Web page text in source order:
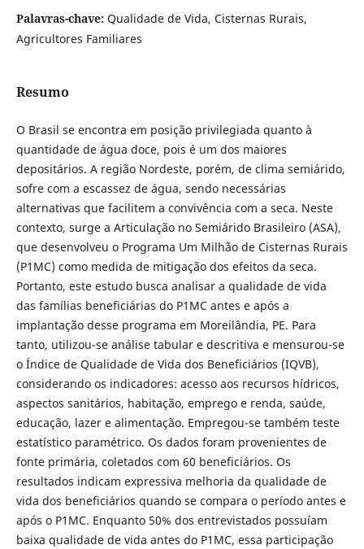
Palavras-chave: Qualidade de Vida, Cisternas Rurais,
Agricultores Familiares
Resumo
O Brasil se encontra em posição privilegiada quanto à
quantidade de água doce, pois é um dos maiores
depositários. A região Nordeste, porém, de clima semiárido,
sofre com a escassez de água, sendo necessárias
alternativas que facilitem a convivência com a seca. Neste
contexto, surge a Articulação no Semiárido Brasileiro (ASA),
que desenvolveu o Programa Um Milhão de Cisternas Rurais
(P1MC) como medida de mitigação dos efeitos da seca.
Portanto, este estudo busca analisar a qualidade de vida
das famílias beneficiárias do P1MC antes e após a
implantação desse programa em Moreilândia, PE. Para
tanto, utilizou-se análise tabular e descritiva e mensurou-se
o Índice de Qualidade de Vida dos Beneficiários (IQVB),
considerando os indicadores: acesso aos recursos hídricos,
aspectos sanitários, habitação, emprego e renda, saúde,
educação, lazer e alimentação. Empregou-se também teste
estatístico paramétrico. Os dados foram provenientes de
fonte primária, coletados com 60 beneficiários. Os
resultados indicam expressiva melhoria da qualidade de
vida dos beneficiários quando se compara o período antes e
após o P1MC. Enquanto 50% dos entrevistados possuíam
baixa qualidade de vida antes do P1MC, essa participação